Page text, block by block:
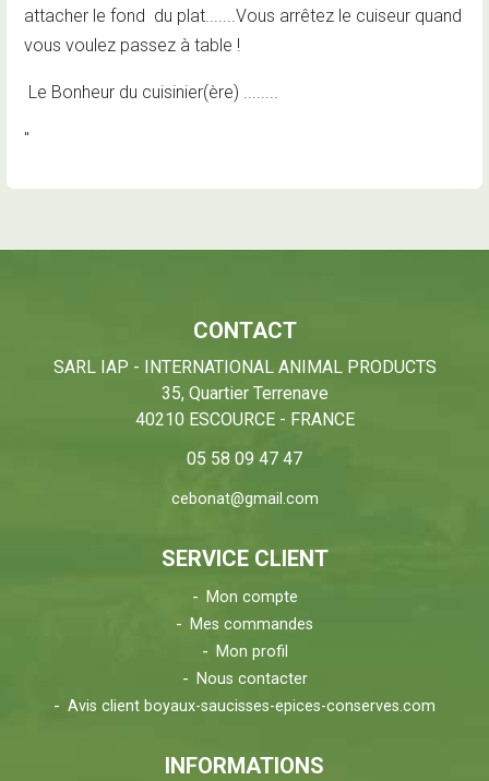
attacher le fond du plat.......Vous arrêtez le cuiseur quand
vous voulez passez à table !
Le Bonheur du cuisinier(ère) ........
"
CONTACT
SARL IAP - INTERNATIONAL ANIMAL PRODUCTS
35, Quartier Terrenave
40210 ESCOURCE - FRANCE
05 58 09 47 47
cebonat@gmail.com
SERVICE CLIENT
Mon compte
Mes commandes
Mon profil
Nous contacter
Avis client boyaux-saucisses-epices-conserves.com
INFORMATIONS